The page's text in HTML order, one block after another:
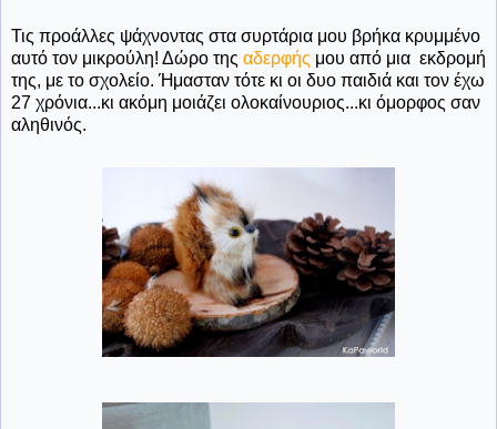
Τις προάλλες ψάχνοντας στα συρτάρια μου βρήκα κρυμμένο
αυτό τον μικρούλη! Δώρο της αδερφής μου από μια εκδρομή
της, με το σχολείο. Ήμασταν τότε κι οι δυο παιδιά και τον έχω
27 χρόνια...κι ακόμη μοιάζει ολοκαίνουριος...κι όμορφος σαν
αληθινός.